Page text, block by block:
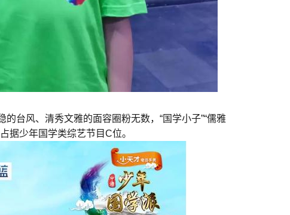
台风、清秀文雅的面容圈粉无数，“国学小子”“儒雅
据少年国学类综艺节目C位。